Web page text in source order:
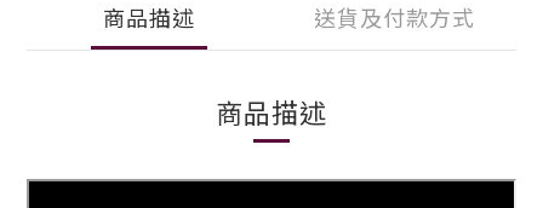
商品描述 送貨及付款方式
商品描述